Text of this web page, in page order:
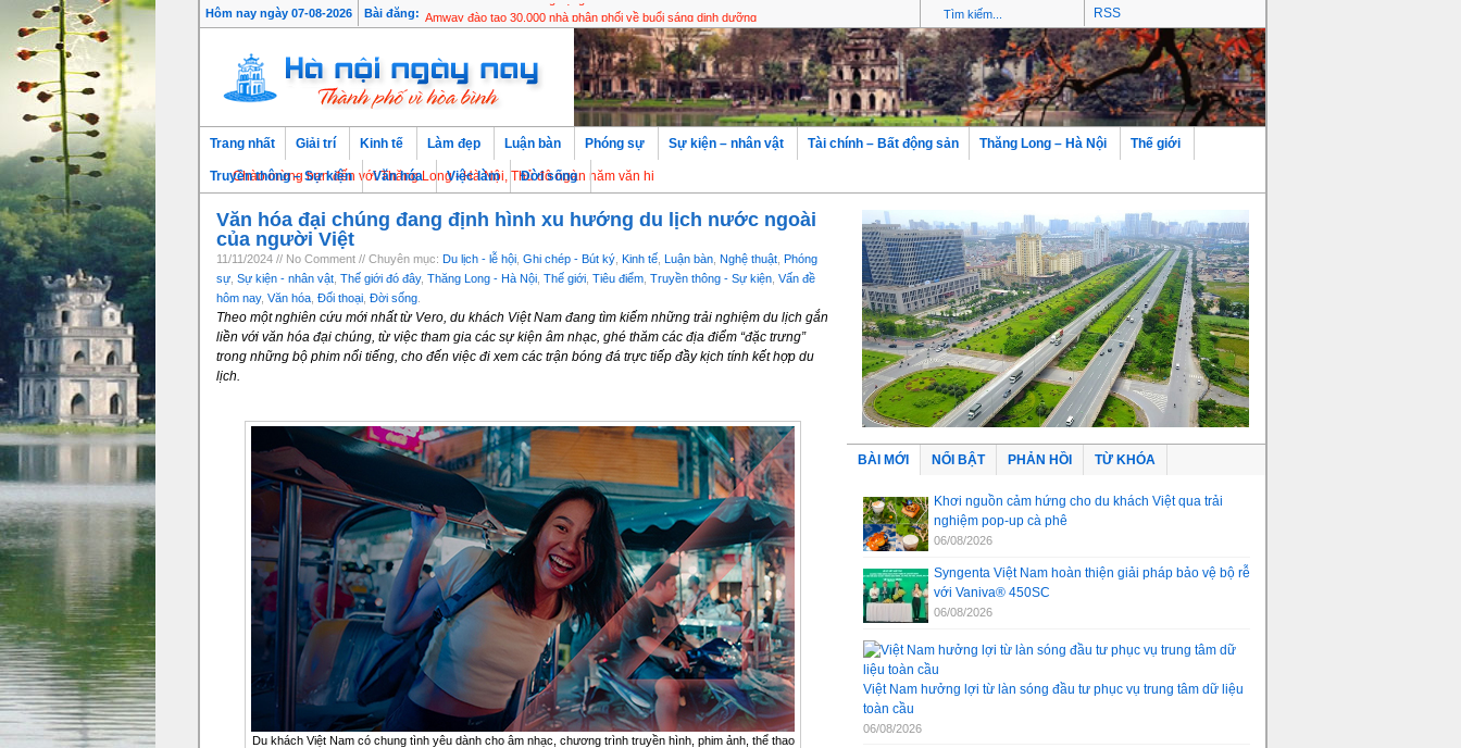
Hôm nay ngày 07-08-2026 Bài đăng: Baoviet Fund ra mắt ứng dụng BVF Mobile RSS
Chào mừng bạn đến với Thăng Long - Hà Nội, Thủ đô ngàn năm văn hiến
Trang nhất Giải trí Kinh tế Làm đẹp Luận bàn Phóng sự Sự kiện – nhân vật Tài chính – Bất động sản Thăng Long – Hà Nội Thế giới
Truyền thông – Sự kiện Văn hóa Việc làm Đời sống
Văn hóa đại chúng đang định hình xu hướng du lịch nước ngoài
của người Việt
11/11/2024 // No Comment // Chuyên mục: Du lịch - lễ hội Ghi chép - Bút ký Kinh tế Luận bàn Nghệ thuật Phóng
sự Sự kiện - nhân vật Thế giới đó đây, Thăng Long - Hà Nội Thế giới Tiêu điểm Truyền thông - Sự kiện Vấn đề
hôm nay, Văn hóa Đối thoại Đời sống
Theo một nghiên cứu mới nhất từ Vero, du khách Việt Nam đang tìm kiếm những trải nghiệm du lịch gắn
liền với văn hóa đại chúng, từ việc tham gia các sự kiện âm nhạc, ghé thăm các địa điểm “đặc trưng”
trong những bộ phim nổi tiếng, cho đến việc đi xem các trận bóng đá trực tiếp đầy kịch tính kết hợp du
lịch.
Du khách Việt Nam có chung tình yêu dành cho âm nhạc, chương trình truyền hình, phim ảnh, thể thao
BÀI MỚI NỔI BẬT PHẢN HỒI TỪ KHÓA
Khơi nguồn cảm hứng cho du khách Việt qua trải
nghiệm pop-up cà phê
06/08/2026
Syngenta Việt Nam hoàn thiện giải pháp bảo vệ bộ rễ
với Vaniva® 450SC
06/08/2026
Việt Nam hưởng lợi từ làn sóng đầu tư phục vụ trung tâm dữ liệu
toàn cầu
06/08/2026